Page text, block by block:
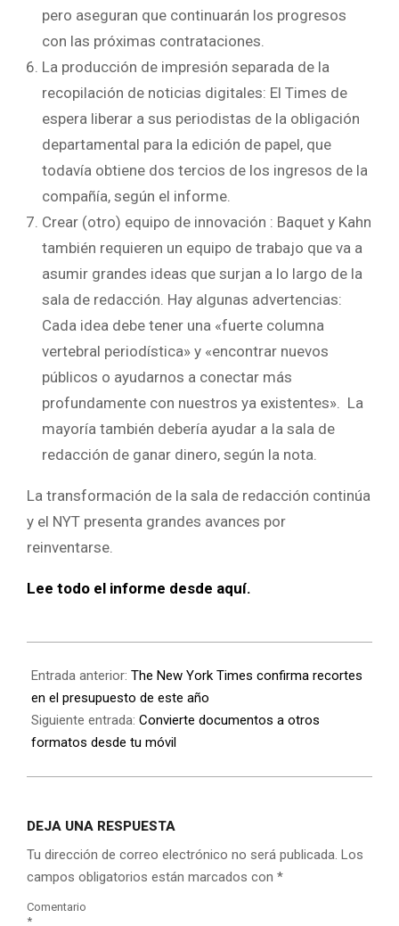
pero aseguran que continuarán los progresos
con las próximas contrataciones.
La producción de impresión separada de la
recopilación de noticias digitales: El Times de
espera liberar a sus periodistas de la obligación
departamental para la edición de papel, que
todavía obtiene dos tercios de los ingresos de la
compañía, según el informe.
Crear (otro) equipo de innovación : Baquet y Kahn
también requieren un equipo de trabajo que va a
asumir grandes ideas que surjan a lo largo de la
sala de redacción. Hay algunas advertencias:
Cada idea debe tener una «fuerte columna
vertebral periodística» y «encontrar nuevos
públicos o ayudarnos a conectar más
profundamente con nuestros ya existentes». La
mayoría también debería ayudar a la sala de
redacción de ganar dinero, según la nota.
La transformación de la sala de redacción continúa
y el NYT presenta grandes avances por
reinventarse.
Lee todo el informe desde aquí.
Entrada anterior: The New York Times confirma recortes
en el presupuesto de este año
Siguiente entrada: Convierte documentos a otros
formatos desde tu móvil
DEJA UNA RESPUESTA
Tu dirección de correo electrónico no será publicada. Los
campos obligatorios están marcados con *
Comentario
*